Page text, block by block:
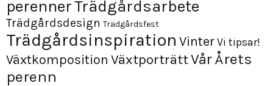
perennerTrädgårdsarbete
Trädgårdsdesign Trädgårdsfest
Trädgårdsinspiration VinterVi tipsar!
Växtkomposition VäxtporträttVårÅrets
perenn